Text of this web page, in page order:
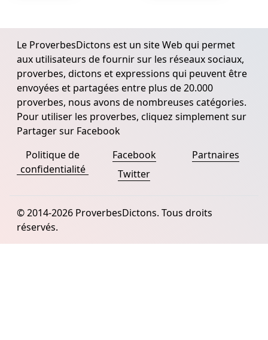
Le ProverbesDictons est un site Web qui permet
aux utilisateurs de fournir sur les réseaux sociaux,
proverbes, dictons et expressions qui peuvent être
envoyées et partagées entre plus de 20.000
proverbes, nous avons de nombreuses catégories.
Pour utiliser les proverbes, cliquez simplement sur
Partager sur Facebook
Politique de
confidentialité
Facebook
Twitter
Partnaires
© 2014-2026 ProverbesDictons. Tous droits
réservés.